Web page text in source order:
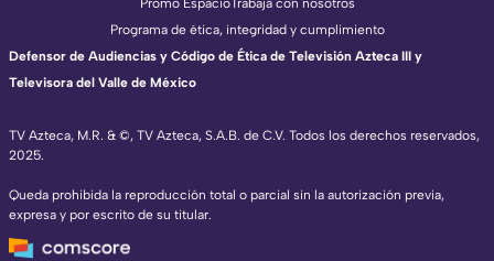
TV Azteca, M.R. & ©, TV Azteca, S.A.B. de C.V. Todos los derechos reservados,
2025.
Queda prohibida la reproducción total o parcial sin la autorización previa,
expresa y por escrito de su titular.
Promo EspacioTrabaja con nosotros
Programa de ética, integridad y cumplimiento
Defensor de Audiencias y Código de Ética de Televisión Azteca III y
Televisora del Valle de México